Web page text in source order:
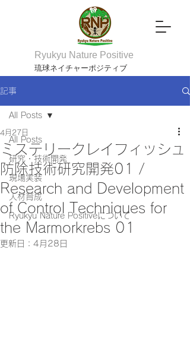
Ryukyu Nature Positive
琉球ネイチャーポジティブ
記事
All Posts
研究・技術開発
現場実装
人材育成
Ryukyu Nature Positiveについて
All Posts
ミステリークレイフィッシュ
防除技術研究開発01 /
Research and Development
of Control Techniques for
the Marmorkrebs 01
4月27日
更新日： 4月28日